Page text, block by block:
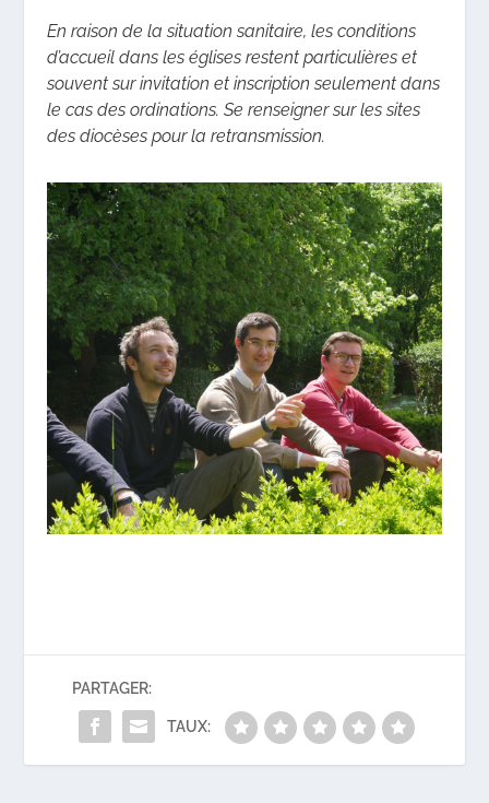
En raison de la situation sanitaire, les conditions
d’accueil dans les églises restent particulières et
souvent sur invitation et inscription seulement dans
le cas des ordinations. Se renseigner sur les sites
des diocèses pour la retransmission.
PARTAGER:
TAUX: